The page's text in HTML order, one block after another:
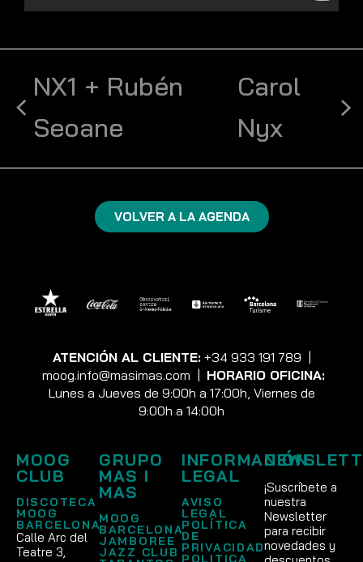
NX1 + Rubén
Seoane
Carol
Nyx
VOLVER A LA AGENDA
ATENCIÓN AL CLIENTE: +34 933 191 789
moog.info@masimas.com
HORARIO OFICINA:
Lunes a Jueves de 9:00h a 17:00h, Viernes de
9:00h a 14:00h
MOOG
CLUB
DISCOTECA
MOOG
BARCELONA
Calle Arc del
Teatre 3,
GRUPO
MAS I
MAS
MOOG
BARCELONA
JAMBOREE
JAZZ CLUB
INFORMACIÓN
LEGAL
AVISO
LEGAL
POLÍTICA
DE
PRIVACIDAD
POLITICA
¡Suscríbete a
nuestra
Newsletter
para recibir
novedades y